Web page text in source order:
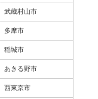
武蔵村山市
多摩市
稲城市
あきる野市
西東京市